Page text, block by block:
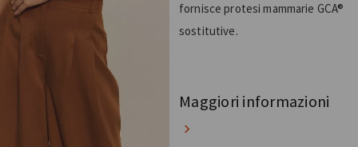
fornisce protesi mammarie GCA®
sostitutive.
Maggiori informazioni